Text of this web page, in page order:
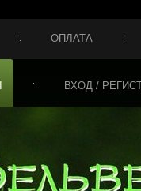
ОПЛАТА
ВХОД /